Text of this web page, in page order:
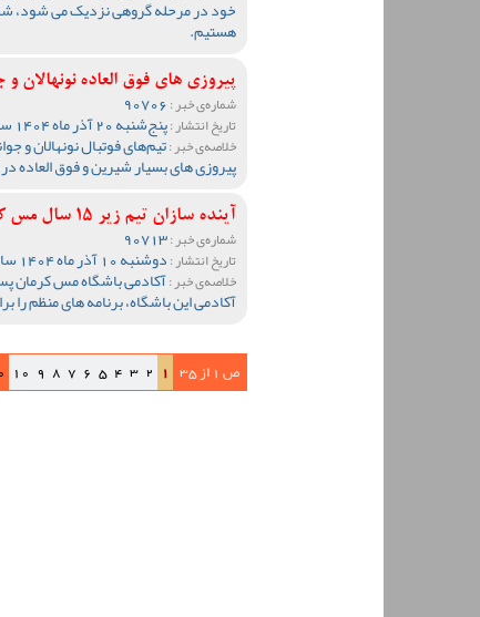
خود در مرحله گروهی نزدیک می شود،
هستیم.
پیروزی های فوق العاده نونهالان
شماره‌ی خبر :
تاریخ انتشار :پنج‌شنبه 20 آذر ماه 1404 ساعت 20:04
خلاصه‌ی خبر :تیم‌های فوتبال نونهالان و
پیروزی های بسیار شیرین و فوق العاده
آینده سازان تیم زیر 15 سال مس کرمان و دروازه بانان آکادمی باشگاه در مسیر رشد
شماره‌ی خبر :90713
تاریخ انتشار :دوشنبه 10 آذر ماه 1404 ساعت 10:14
خلاصه‌ی خبر :
آکادمی این باشگاه، برنامه های منظم
ص 1 از 35 1
2
3
4
5
6
7
8
9
10